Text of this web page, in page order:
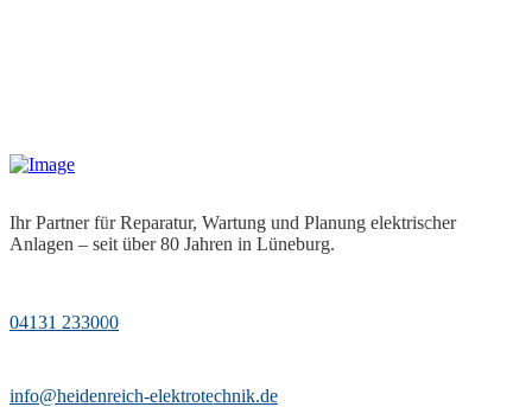
Ihr Partner für Reparatur, Wartung und Planung elektrischer
Anlagen – seit über 80 Jahren in Lüneburg.
04131 233000
info@heidenreich-elektrotechnik.de